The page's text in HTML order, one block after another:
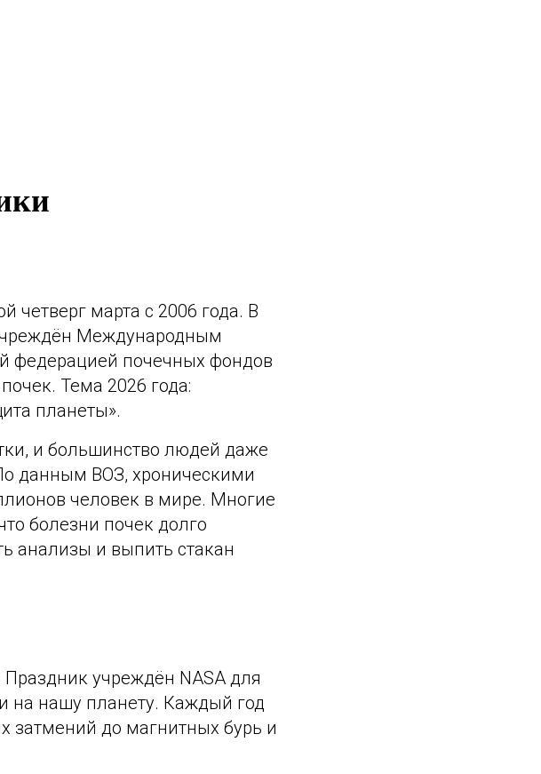
четверг марта с 2006 года. В
Международным
федерацией почечных фондов
Тема 2026 года:
планеты».
и большинство людей даже
данным ВОЗ, хроническими
человек в мире. Многие
болезни почек долго
анализы и выпить стакан
Праздник учреждён NASA для
на нашу планету. Каждый год
затмений до магнитных бурь и